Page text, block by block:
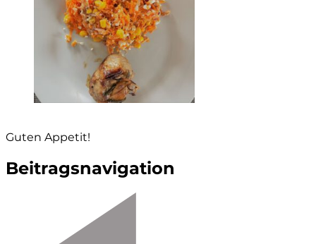
Guten Appetit!
Beitragsnavigation